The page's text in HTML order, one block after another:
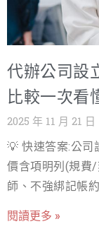
營運規模、添購
時，缺乏足夠的
律保障。 這正是
成立公司好處絕
水與市場競爭力
是創業者實現永
必經之路。 本文
支柱：節稅優化
們將提供詳盡的
代辦公司設
比較一次看
2025 年 11 月 21 日
💡 快速答案:公司
價含項明列(規費
師、不強綁記帳
情的,通常靠後續
閱讀更多 »